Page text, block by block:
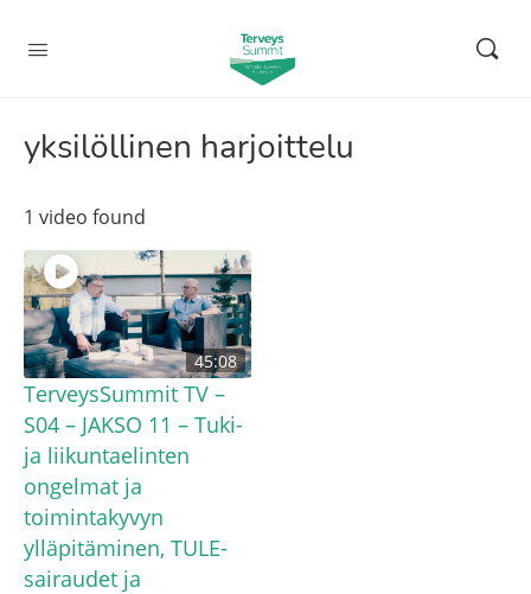
yksilöllinen harjoittelu
1 video found
45:08
TerveysSummit TV –
S04 – JAKSO 11 – Tuki-
ja liikuntaelinten
ongelmat ja
toimintakyvyn
ylläpitäminen, TULE-
sairaudet ja